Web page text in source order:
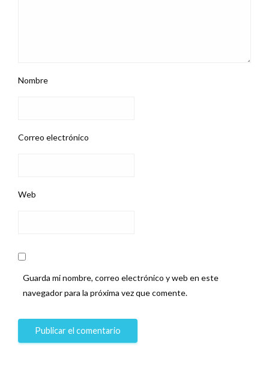
Nombre
Correo electrónico
Web
Guarda mi nombre, correo electrónico y web en este
navegador para la próxima vez que comente.